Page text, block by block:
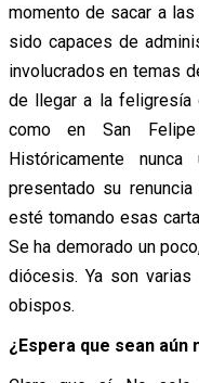
momento de sacar a
sido capaces de
involucrados en temas
de llegar a la feligresía
como en San
Históricamente
presentado su
esté tomando esas
Se ha demorado un
diócesis. Ya son
obispos.
¿Espera que sean aún